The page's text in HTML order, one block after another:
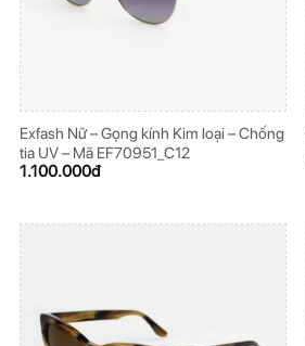
Exfash Nữ – Gọng kính Kim loại – Chống
tia UV – Mã EF70951_C12
1.100.000đ